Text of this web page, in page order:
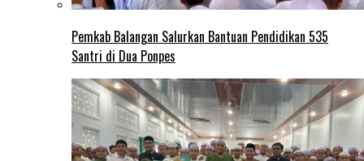
Pemkab Balangan Salurkan Bantuan Pendidikan 535
Santri di Dua Ponpes